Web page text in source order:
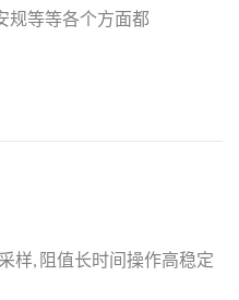
规等等各个方面都
样, 阻值长时间操作高稳定